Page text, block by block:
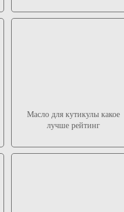
Масло для кутикулы какое
лучше рейтинг